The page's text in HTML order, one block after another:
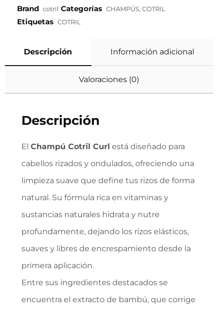
Brand cotril Categorías CHAMPÚS, COTRIL
Etiquetas COTRIL
Descripción Información adicional
Valoraciones (0)
Descripción
El Champú Cotril Curl está diseñado para
cabellos rizados y ondulados, ofreciendo una
limpieza suave que define tus rizos de forma
natural. Su fórmula rica en vitaminas y
sustancias naturales hidrata y nutre
profundamente, dejando los rizos elásticos,
suaves y libres de encrespamiento desde la
primera aplicación.
Entre sus ingredientes destacados se
encuentra el extracto de bambú, que corrige